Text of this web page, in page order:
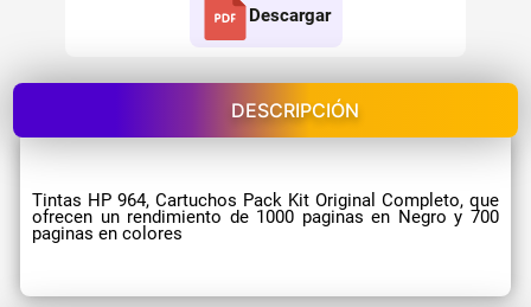
Descargar
DESCRIPCIÓN
Tintas HP 964, Cartuchos Pack Kit Original Completo, que
ofrecen un rendimiento de 1000 paginas en Negro y 700
paginas en colores